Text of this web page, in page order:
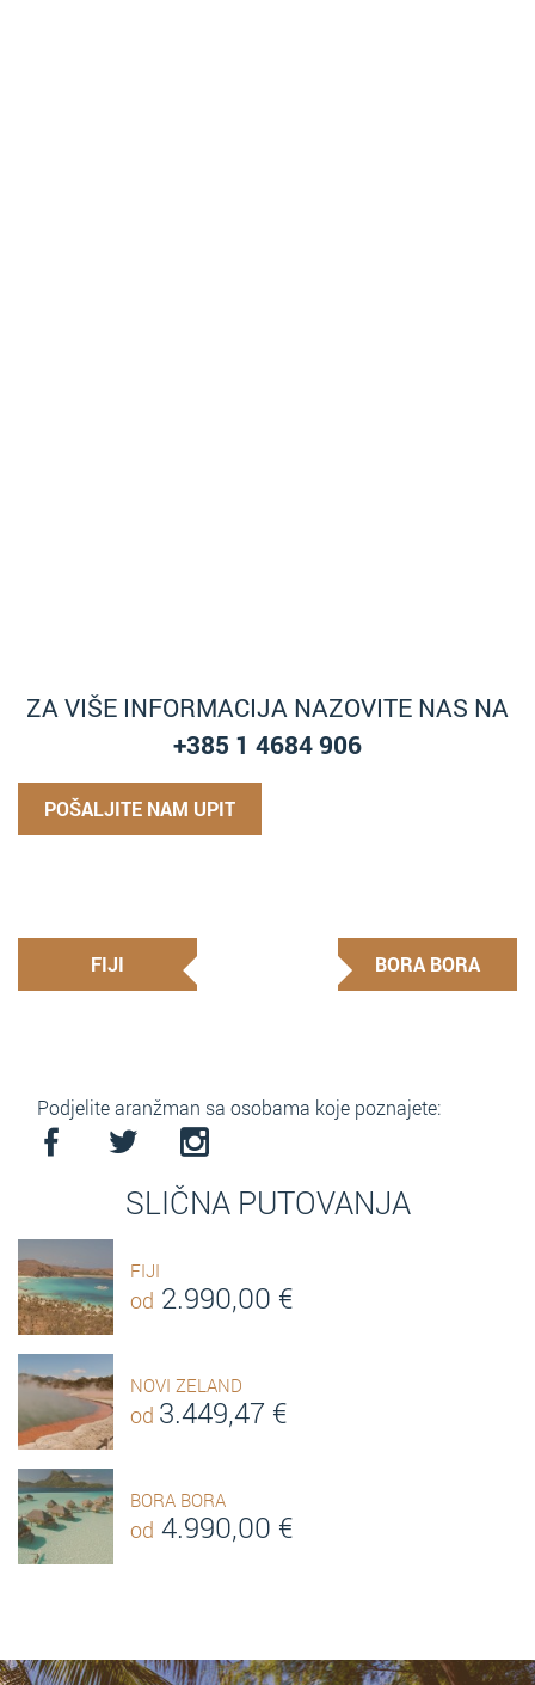
ZA VIŠE INFORMACIJA NAZOVITE NAS NA
+385 1 4684 906
POŠALJITE NAM UPIT
FIJI BORA BORA
Podjelite aranžman sa osobama koje poznajete:
SLIČNA PUTOVANJA
FIJI
od 2.990,00 €
NOVI ZELAND
od 3.449,47 €
BORA BORA
od 4.990,00 €